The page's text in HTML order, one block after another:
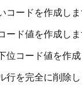
ードを作成しま
ド値を作成しま
コード値を作成
を完全に削除し